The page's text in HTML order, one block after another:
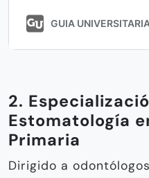
2.
Estomatología
Primaria
Dirigido a